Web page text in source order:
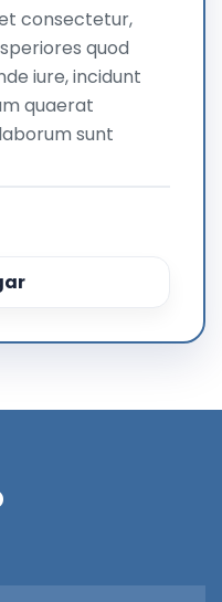
consectetur,
quod
iure, incidunt
quaerat
sunt